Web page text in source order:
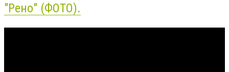
"Рено" (ФОТО).